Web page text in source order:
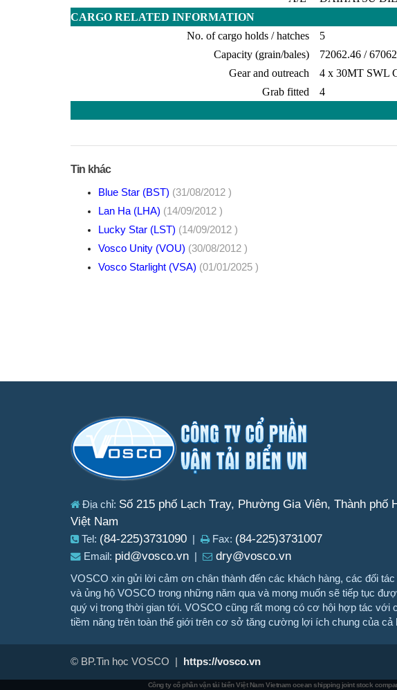
CARGO RELATED INFORMATION
No. of cargo holds / hatches
5
Capacity (grain/bales)
72062.46 / 67062
Gear and outreach
4 x 30MT SWL
Grab fitted
4
Tin khác
Blue Star (BST) (31/08/2012 )
Lan Ha (LHA) (14/09/2012 )
Lucky Star (LST) (14/09/2012 )
Vosco Unity (VOU) (30/08/2012 )
Vosco Starlight (VSA) (01/01/2025 )
Địa chỉ: Số 215 phố Lạch Tray, Phường Gia Viên, Thành phố
Việt Nam
Tel: (84-225)3731090 Fax: (84-225)3731007
Email: pid@vosco.vn dry@vosco.vn
VOSCO xin gửi lời cảm ơn chân thành đến các khách hàng, các đối
và ủng hộ VOSCO trong những năm qua và mong muốn sẽ tiếp tục
quý vị trong thời gian tới. VOSCO cũng rất mong có cơ hội hợp tác với
tiềm năng trên toàn thế giới trên cơ sở tăng cường lợi ích chung của cả
© BP.Tin học VOSCO | https://vosco.vn
Công ty cổ phần vận tải biển Việt Nam Vietnam ocean shipping joint stock